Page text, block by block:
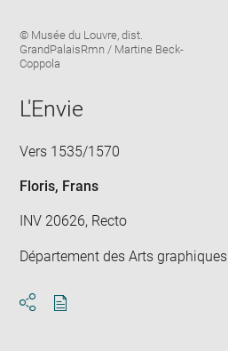
Image
caption:
© Musée du Louvre, dist.
GrandPalaisRmn / Martine Beck-
Coppola
L'Envie
Vers 1535/1570
Floris, Frans
INV 20626, Recto
Département des Arts graphiques